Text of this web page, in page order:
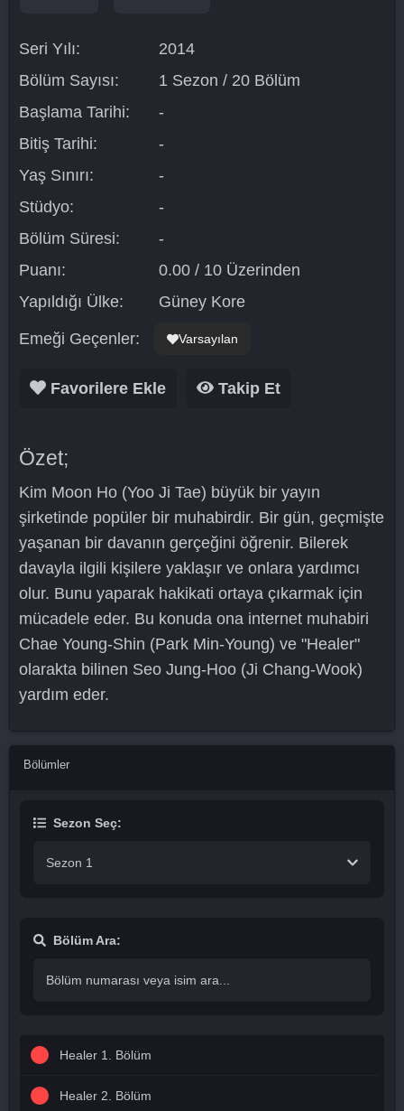
Seri Yılı:
2014
Bölüm Sayısı:
1 Sezon / 20 Bölüm
Başlama Tarihi:
-
Bitiş Tarihi:
-
Yaş Sınırı:
-
Stüdyo:
-
Bölüm Süresi:
-
Puanı:
0.00 / 10 Üzerinden
Yapıldığı Ülke:
Güney Kore
Emeği Geçenler: Varsayılan
Favorilere Ekle Takip Et
Özet;
Kim Moon Ho (Yoo Ji Tae) büyük bir yayın
şirketinde popüler bir muhabirdir. Bir gün, geçmişte
yaşanan bir davanın gerçeğini öğrenir. Bilerek
davayla ilgili kişilere yaklaşır ve onlara yardımcı
olur. Bunu yaparak hakikati ortaya çıkarmak için
mücadele eder. Bu konuda ona internet muhabiri
Chae Young-Shin (Park Min-Young) ve "Healer"
olarakta bilinen Seo Jung-Hoo (Ji Chang-Wook)
yardım eder.
Bölümler
Sezon Seç:
Sezon 1
Bölüm Ara:
Healer 1. Bölüm
Healer 2. Bölüm